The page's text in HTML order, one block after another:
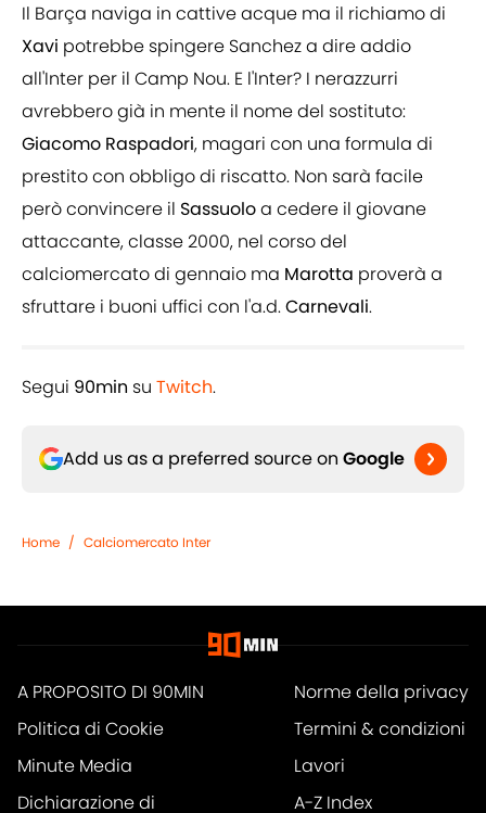
Il Barça naviga in cattive acque ma il richiamo di
Xavi potrebbe spingere Sanchez a dire addio
all'Inter per il Camp Nou. E l'Inter? I nerazzurri
avrebbero già in mente il nome del sostituto:
Giacomo Raspadori, magari con una formula di
prestito con obbligo di riscatto. Non sarà facile
però convincere il Sassuoloa cedere il giovane
attaccante, classe 2000, nel corso del
calciomercato di gennaio ma Marotta proverà a
sfruttare i buoni uffici con l'a.d.Carnevali.
Segui 90min su Twitch.
Add us as a preferred source on Google
Home / Calciomercato Inter
A PROPOSITO DI 90MIN
Norme della privacy
Politica di Cookie
Termini & condizioni
Minute Media
Lavori
Dichiarazione di
A-Z Index